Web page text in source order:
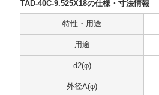
TAD-40C-9.525X18の仕様・寸法情報
特性・用途
用途
d2(φ)
外径A(φ)